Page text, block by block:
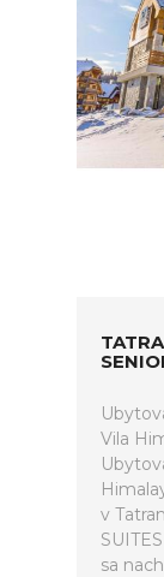
Vila
v
sa